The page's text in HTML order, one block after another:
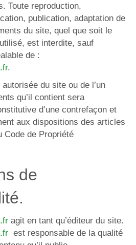
Toute reproduction,
publication, adaptation de
du site, quel que soit le
est interdite, sauf
de :
.
du site ou de l’un
qu’il contient sera
d’une contrefaçon et
aux dispositions des articles
Code de Propriété
de
agit en tant qu’éditeur du site.
est responsable de la qualité